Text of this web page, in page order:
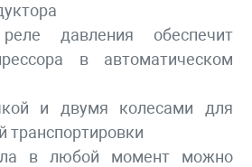
давления обеспечит
в автоматическом
и двумя колесами для
транспортировки
в любой момент можно